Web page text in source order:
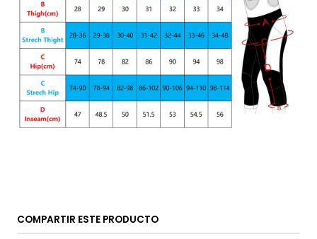
COMPARTIR ESTE PRODUCTO